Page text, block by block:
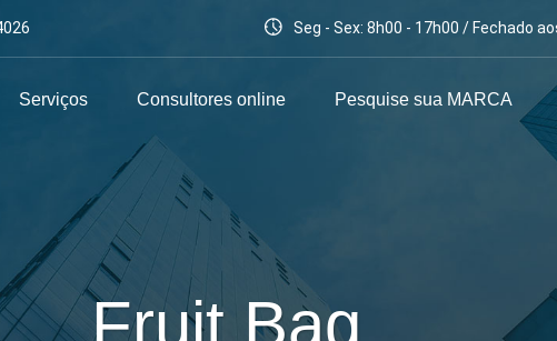
Seg - Sex: 8h00 - 17h00 / Fechado
Serviços Consultores online Pesquise sua MARCA
Fruit Bag